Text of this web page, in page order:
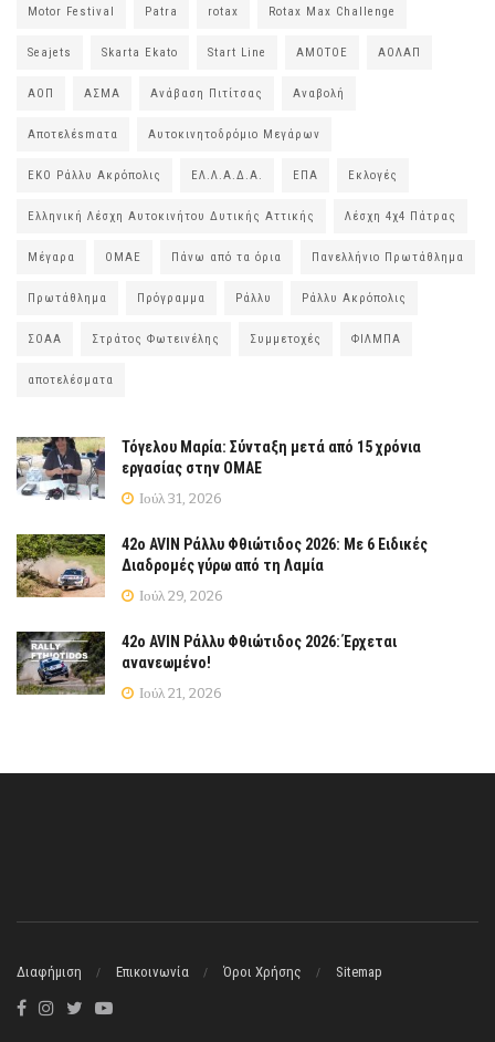
Motor Festival Patra rotax Rotax Max Challenge
Seajets Skarta Ekato Start Line ΑΜΟΤΟΕ ΑΟΛΑΠ
ΑΟΠ ΑΣΜΑ Ανάβαση Πιτίτσας Αναβολή
Αποτελέsmατα Αυτοκινητοδρόμιο Μεγάρων
ΕΚΟ Ράλλυ Ακρόπολις ΕΛ.Λ.Α.Δ.Α. ΕΠΑ Εκλογές
Ελληνική Λέσχη Αυτοκινήτου Δυτικής Αττικής Λέσχη 4χ4 Πάτρας
Μέγαρα ΟΜΑΕ Πάνω από τα όρια Πανελλήνιο Πρωτάθλημα
Πρωτάθλημα Πρόγραμμα Ράλλυ Ράλλυ Ακρόπολις
ΣΟΑΑ Στράτος Φωτεινέλης Συμμετοχές ΦΙΛΜΠΑ
αποτελέσματα
Τόγελου Μαρία: Σύνταξη μετά από 15 χρόνια
εργασίας στην ΟΜΑΕ
Ιούλ 31, 2026
42ο AVIN Ράλλυ Φθιώτιδος 2026: Με 6 Ειδικές
Διαδρομές γύρω από τη Λαμία
Ιούλ 29, 2026
42ο AVIN Ράλλυ Φθιώτιδος 2026: Έρχεται
ανανεωμένο!
Ιούλ 21, 2026
Διαφήμιση Επικοινωνία Όροι Χρήσης Sitemap